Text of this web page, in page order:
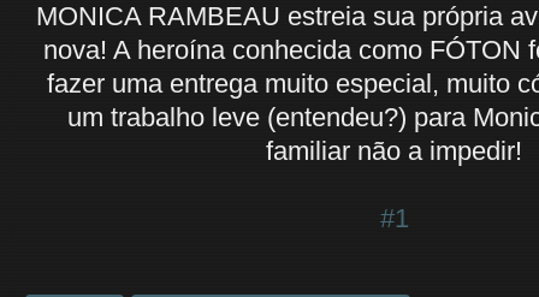
MONICA RAMBEAU estreia sua própria
nova! A heroína conhecida como FÓTON
fazer uma entrega muito especial, muito
um trabalho leve (entendeu?) para
familiar não a impedir!
#1